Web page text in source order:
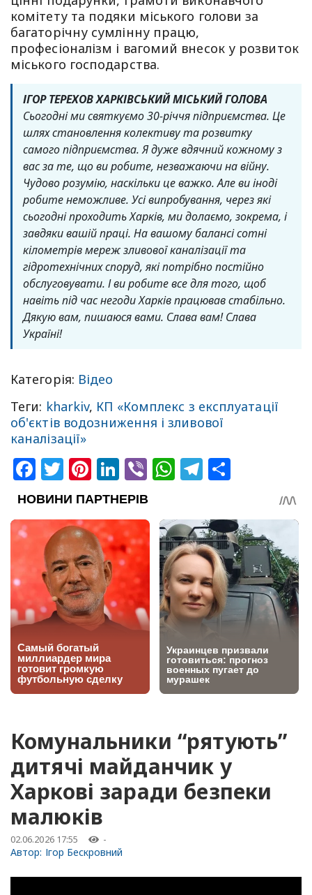
комітету та подяки міського голови за
багаторічну сумлінну працю,
професіоналізм і вагомий внесок у розвиток
міського господарства.
ІГОР ТЕРЕХОВ ХАРКІВСЬКИЙ МІСЬКИЙ ГОЛОВА
Сьогодні ми святкуємо 30-річчя підприємства. Це
шлях становлення колективу та розвитку
самого підприємства. Я дуже вдячний кожному з
вас за те, що ви робите, незважаючи на війну.
Чудово розумію, наскільки це важко. Але ви іноді
робите неможливе. Усі випробування, через які
сьогодні проходить Харків, ми долаємо, зокрема, і
завдяки вашій праці. На вашому балансі сотні
кілометрів мереж зливової каналізації та
гідротехнічних споруд, які потрібно постійно
обслуговувати. І ви робите все для того, щоб
навіть під час негоди Харків працював стабільно.
Дякую вам, пишаюся вами. Слава вам! Слава
Україні!
Категорія: Відео
Теги: kharkiv, КП «Комплекс з експлуатації
об'єктів водозниження і зливової
каналізації»
Facebook
Twitter
Pinterest
LinkedIn
ViberWhatsApp
Telegram
Комунальники “рятують”
дитячі майданчик у
Харкові заради безпеки
малюків
02.06.2026 17:55 -
Автор: Ігор Бескровний